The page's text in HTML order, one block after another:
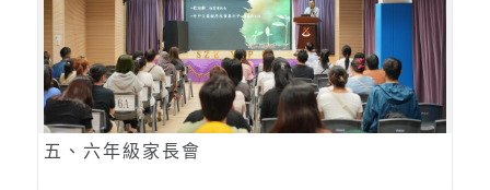
五、六年級家長會